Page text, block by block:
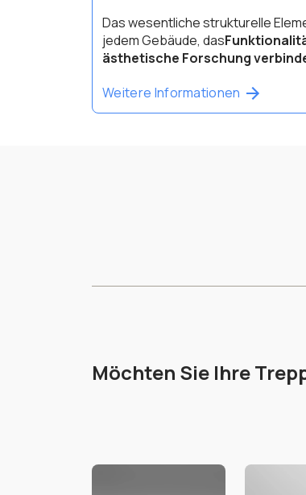
Das wesentliche strukturelle
jedem Gebäude, das
ästhetische Forschung
Weitere Informationen
Möchten Sie Ihre